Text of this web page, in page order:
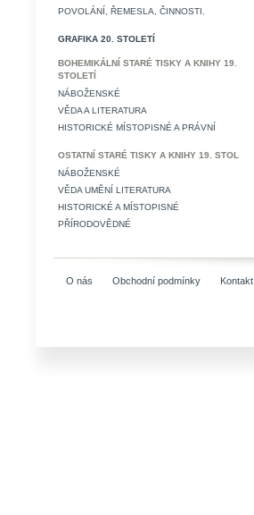
POVOLÁNÍ, ŘEMESLA, ČINNOSTI.
GRAFIKA 20. STOLETÍ
BOHEMIKÁLNÍ STARÉ TISKY A KNIHY 19.
STOLETÍ
NÁBOŽENSKÉ
VĚDA A LITERATURA
HISTORICKÉ MÍSTOPISNÉ A PRÁVNÍ
OSTATNÍ STARÉ TISKY A KNIHY 19. STOL
NÁBOŽENSKÉ
VĚDA UMĚNÍ LITERATURA
HISTORICKÉ A MÍSTOPISNÉ
PŘÍRODOVĚDNÉ
O nás Obchodní podmínky Kontakt